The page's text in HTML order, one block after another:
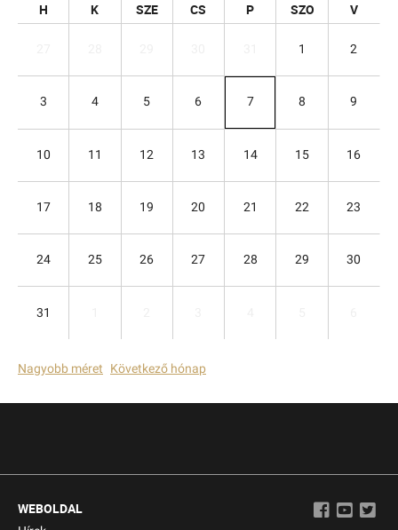
H K SZE CS P SZO V
1 2
3 4 5 6 7 8 9
10 11 12 13 14 15 16
17 18 19 20 21 22 23
24 25 26 27 28 29 30
31
Nagyobb méret Következő hónap
WEBOLDAL